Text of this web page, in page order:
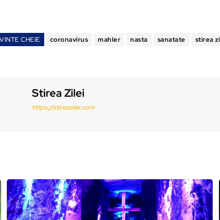
CHEIE coronavirus mahler nasta sanatate stirea
Stirea Zilei
https://stireazilei.com